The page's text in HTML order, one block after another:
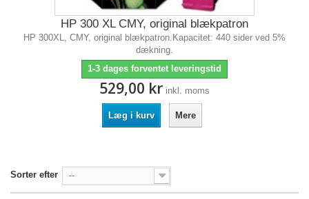
HP 300 XL CMY, original blækpatron
HP 300XL, CMY, original blækpatron.Kapacitet: 440 sider ved 5%
dækning.
1-3 dages forventet leveringstid
529,00 kr inkl. moms
Læg i kurv Mere
Sorter efter --